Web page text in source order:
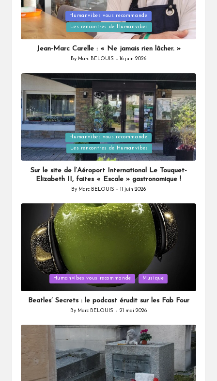
Posted
Humanvibes vous recommande
Les rencontres de Humanvibes
Jean-Marc Carelle : « Ne jamais rien lâcher. »
Posted
By Marc BELOUIS 16 juin 2026
Posted
in
Humanvibes vous recommande
Les rencontres de Humanvibes
Sur le site de l’Aéroport International Le Touquet-
Elizabeth II, faites « Escale » gastronomique !
Posted
By Marc BELOUIS 11 juin 2026
Humanvibes vous recommande Musique
Beatles’ Secrets : le podcast érudit sur les Fab Four
Posted
By Marc BELOUIS 21 mai 2026